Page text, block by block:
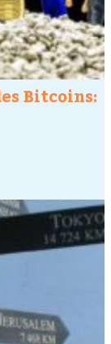
Bitcoins: